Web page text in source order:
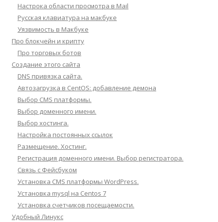
Настрока области просмотра в Mail
Русская клавиатура на макбуке
Уязвимость в Макбуке
Про блокчейн и крипту
Про торговых ботов
Создание этого сайта
DNS привязка сайта.
Автозагрузка в CentOS: добавление демона
Выбор CMS платформы.
Выбор доменного имени.
Выбор хостинга.
Настройка постоянных ссылок
Размещение. Хостинг.
Регистрация доменного имени. Выбор регистратора.
Связь с Фейсбуком
Установка CMS платформы WordPress.
Установка mysql на Centos 7
Установка счетчиков посещаемости.
Удобный Линукс